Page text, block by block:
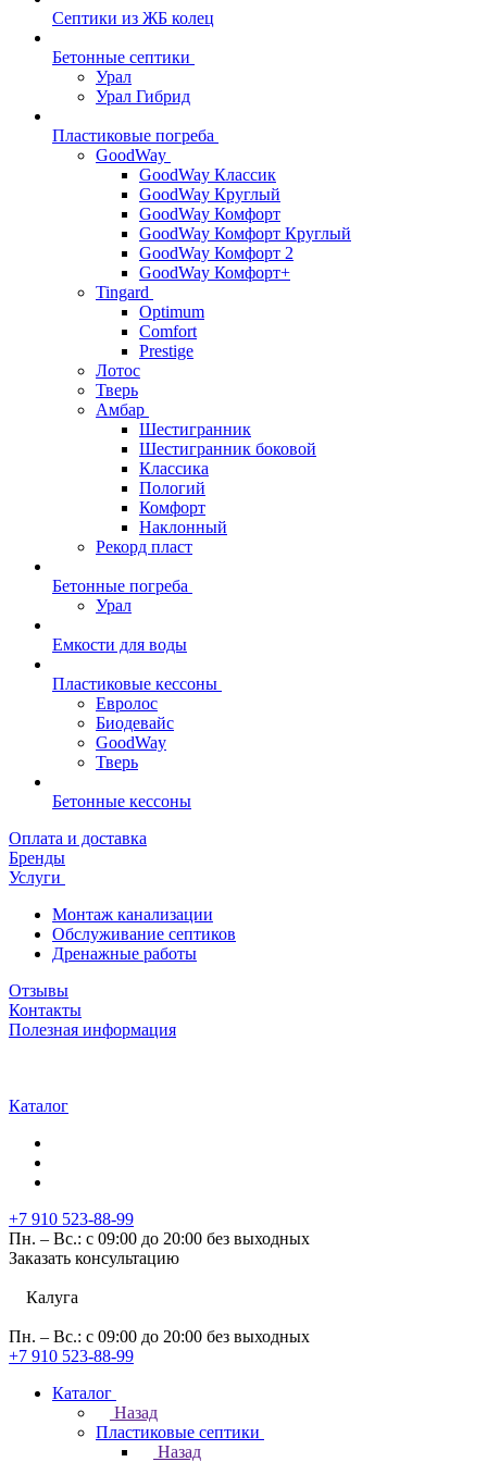
Септики из ЖБ колец
Бетонные септики
Урал
Урал Гибрид
Пластиковые погреба
GoodWay
GoodWay Классик
GoodWay Круглый
GoodWay Комфорт
GoodWay Комфорт Круглый
GoodWay Комфорт 2
GoodWay Комфорт+
Tingard
Optimum
Comfort
Prestige
Лотос
Тверь
Амбар
Шестигранник
Шестигранник боковой
Классика
Пологий
Комфорт
Наклонный
Рекорд пласт
Бетонные погреба
Урал
Емкости для воды
Пластиковые кессоны
Евролос
Биодевайс
GoodWay
Тверь
Бетонные кессоны
Оплата и доставка
Бренды
Услуги
Монтаж канализации
Обслуживание септиков
Дренажные работы
Отзывы
Контакты
Полезная информация
Каталог
+7 910 523-88-99
Пн. – Вс.: с 09:00 до 20:00 без выходных
Заказать консультацию
Калуга
Пн. – Вс.: с 09:00 до 20:00 без выходных
+7 910 523-88-99
Каталог
Назад
Пластиковые септики
Назад